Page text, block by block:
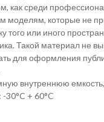
как среди
которые не
того или иного
Такой материал не
для оформления
внутреннюю емкость,
30°C + 60°C